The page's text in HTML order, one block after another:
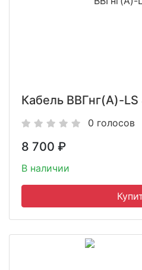
Кабель ВВГнг(A)-
0 голосов
8 700 ₽
В наличии